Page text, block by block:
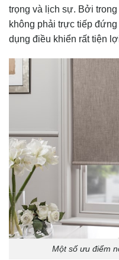
trọng và lịch sự. Bởi
không phải trực tiếp
dụng điều khiển rất tiện
Một số ưu điểm